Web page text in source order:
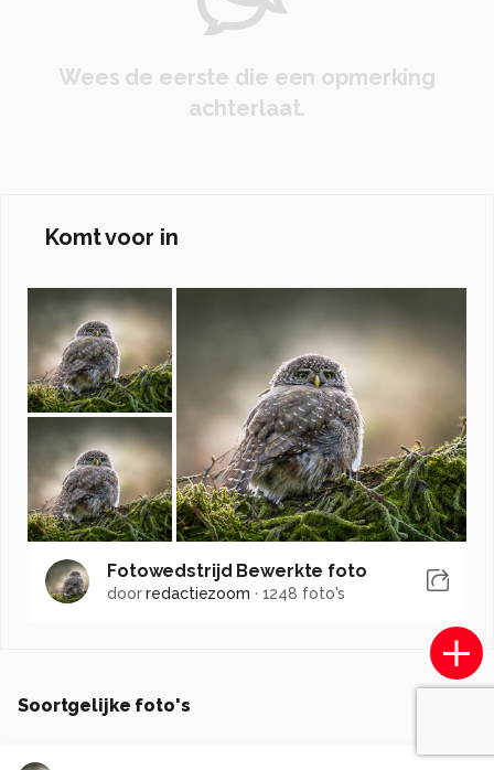
Wees de eerste die een opmerking
achterlaat.
Komt voor in
Fotowedstrijd Bewerkte foto
doorredactiezoom · 1248 foto's
Soortgelijke foto's